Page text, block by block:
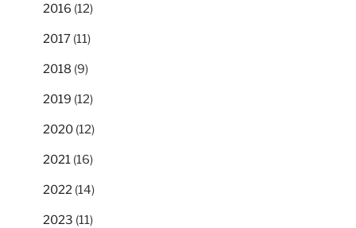
2016 (12)
2017 (11)
2018 (9)
2019 (12)
2020 (12)
2021 (16)
2022 (14)
2023 (11)